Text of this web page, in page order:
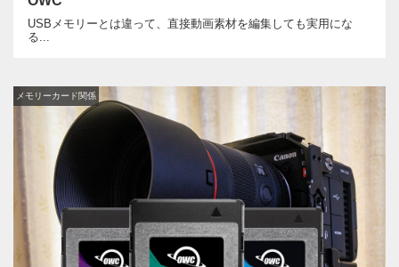
USBメモリーとは違って、直接動画素材を編集しても実用にな
る...
メモリーカード関係